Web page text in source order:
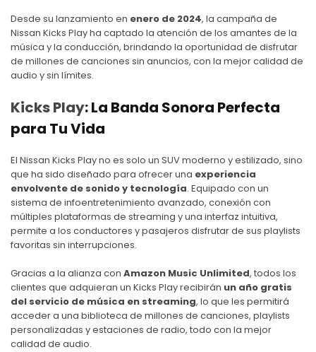
Desde su lanzamiento en enero de 2024, la campaña de
Nissan Kicks Playha captado la atención de los amantes de la
música y la conducción, brindando la oportunidad de disfrutar
de millones de canciones sin anuncios, con la mejor calidad de
audio y sin límites.
Kicks Play: La Banda Sonora Perfecta
para Tu Vida
El Nissan Kicks Playno es solo un SUV moderno y estilizado, sino
que ha sido diseñado para ofrecer una experiencia
envolvente de sonido y tecnología. Equipado con un
sistema de infoentretenimiento avanzado, conexión con
múltiples plataformas de streaming y una interfaz intuitiva,
permite a los conductores y pasajeros disfrutar de sus playlists
favoritas sin interrupciones.
Gracias a la alianza con Amazon Music Unlimited, todos los
clientes que adquieran un Kicks Playrecibirán un año gratis
del servicio de música en streaming, lo que les permitirá
acceder a una biblioteca de millones de canciones, playlists
personalizadas y estaciones de radio, todo con la mejor
calidad de audio.